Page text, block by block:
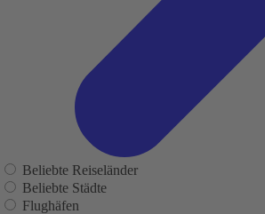
Beliebte Reiseländer
Beliebte Städte
Flughäfen